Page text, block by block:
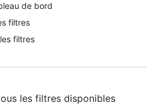
de bord
filtres
filtres
les filtres disponibles